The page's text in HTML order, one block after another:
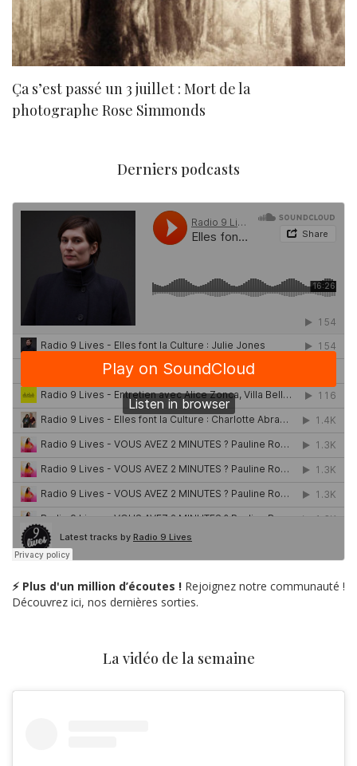
Ça s’est passé un 3 juillet : Mort de la
photographe Rose Simmonds
Derniers podcasts
⚡ Plus d'un million d’écoutes ! Rejoignez notre communauté !
Découvrez ici, nos dernières sorties.
La vidéo de la semaine